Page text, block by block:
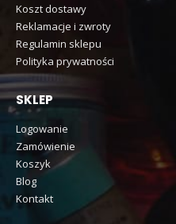
Koszt dostawy
Reklamacje i zwroty
Regulamin sklepu
Polityka prywatności
SKLEP
Logowanie
Zamówienie
Koszyk
Blog
Kontakt